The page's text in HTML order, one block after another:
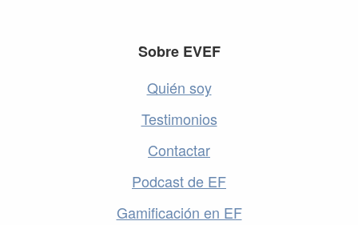
Sobre EVEF
Quién soy
Testimonios
Contactar
Podcast de EF
Gamificación en EF